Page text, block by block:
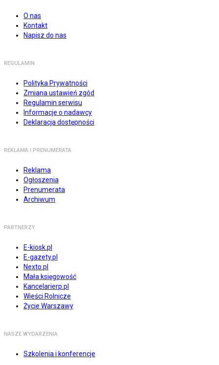
O nas
Kontakt
Napisz do nas
REGULAMIN
Polityka Prywatności
Zmiana ustawień zgód
Regulamin serwisu
Informacje o nadawcy
Deklaracja dostępności
REKLAMA I PRENUMERATA
Reklama
Ogłoszenia
Prenumerata
Archiwum
PARTNERZY
E-kiosk.pl
E-gazety.pl
Nexto.pl
Mała księgowość
Kancelarierp.pl
Wieści Rolnicze
Życie Warszawy
NASZE WYDARZENIA
Szkolenia i konferencje